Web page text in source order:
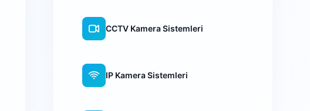
CCTV Kamera Sistemleri
IP Kamera Sistemleri